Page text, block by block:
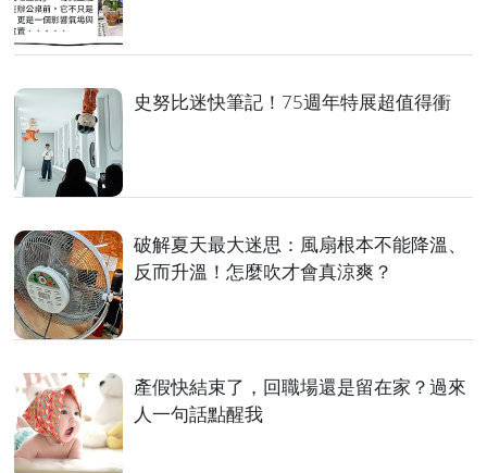
史努比迷快筆記！75週年特展超值得衝
破解夏天最大迷思：風扇根本不能降溫、
反而升溫！怎麼吹才會真涼爽？
產假快結束了，回職場還是留在家？過來
人一句話點醒我